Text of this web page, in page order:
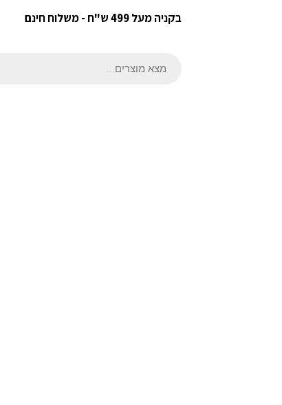
בקניה מעל 499 ש"ח - משלוח חינם